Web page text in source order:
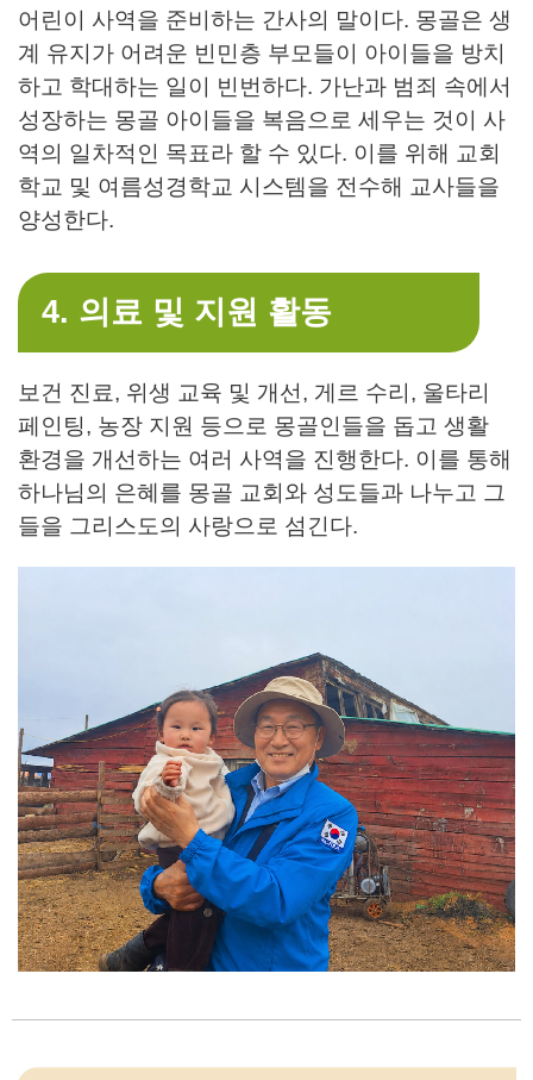
어린이 사역을 준비하는 간사의 말이다. 몽골은 생
계 유지가 어려운 빈민층 부모들이 아이들을 방치
하고 학대하는 일이 빈번하다. 가난과 범죄 속에서
성장하는 몽골 아이들을 복음으로 세우는 것이 사
역의 일차적인 목표라 할 수 있다. 이를 위해 교회
학교 및 여름성경학교 시스템을 전수해 교사들을
양성한다.
4. 의료 및 지원 활동
보건 진료, 위생 교육 및 개선, 게르 수리, 울타리
페인팅, 농장 지원 등으로 몽골인들을 돕고 생활
환경을 개선하는 여러 사역을 진행한다. 이를 통해
하나님의 은혜를 몽골 교회와 성도들과 나누고 그
들을 그리스도의 사랑으로 섬긴다.